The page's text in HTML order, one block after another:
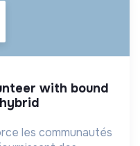
les communautés